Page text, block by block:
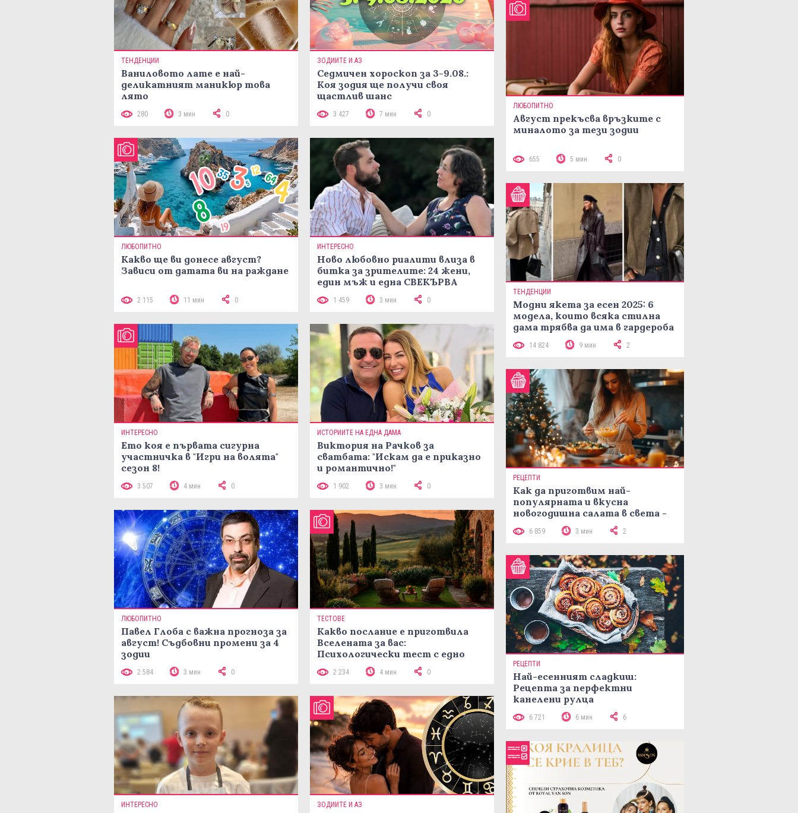
ТЕНДЕНЦИИ
Ваниловото лате е най-
деликатният маникюр това
лято
280 3 мин 0
ЗОДИИТЕ И АЗ
Седмичен хороскоп за 3-9.08.:
Коя зодия ще получи своя
щастлив шанс
3 427 7 мин 0
ЛЮБОПИТНО
Какво ще ви донесе август?
Зависи от датата ви на ражданe
2 115 11 мин 0
ИНТЕРЕСНО
Ново любовно риалити влиза в
битка за зрителите: 24 жени,
един мъж и една СВЕКЪРВА
1 459 3 мин 0
ИНТЕРЕСНО
Ето коя е първата сигурна
участничка в "Игри на волята"
сезон 8!
3 507 4 мин 0
ИСТОРИИТЕ НА ЕДНА ДАМА
Виктория на Рачков за
сватбата: "Искам да е приказно
и романтично!"
1 902 3 мин 0
ЛЮБОПИТНО
Павел Глоба с важна прогноза за
август! Съдбовни промени за 4
зодии
2 584 3 мин 0
ТЕСТОВЕ
Какво послание е приготвила
Вселената за вас:
Психологически тест с едно
2 234 4 мин 0
ИНТЕРЕСНО ЗОДИИТЕ И АЗ
ЛЮБОПИТНО
Август прекъсва връзките с
миналото за тези зодии
655 5 мин 0
ТЕНДЕНЦИИ
Модни якета за есен 2025: 6
модела, които всяка стилна
дама трябва да има в гардероба
14 824 9 мин 2
РЕЦЕПТИ
Как да приготвим най-
популярната и вкусна
новогодишна салата в света -
рецепта Мимоза
6 859 3 мин 2
РЕЦЕПТИ
Най-есенният сладкиш:
Рецепта за перфектни
канелени рулца
6 721 6 мин 6